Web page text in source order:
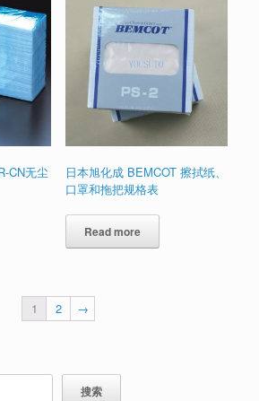
CN无尘
日本旭化成 BEMCOT 擦拭纸、
口罩和拖把规格表
Read more
1 2 →
搜索